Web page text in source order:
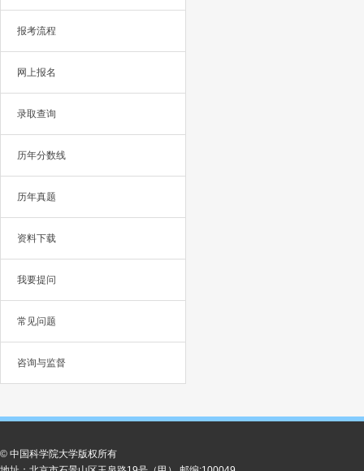
报考流程
网上报名
录取查询
历年分数线
历年真题
资料下载
我要提问
常见问题
咨询与监督
© 中国科学院大学版权所有